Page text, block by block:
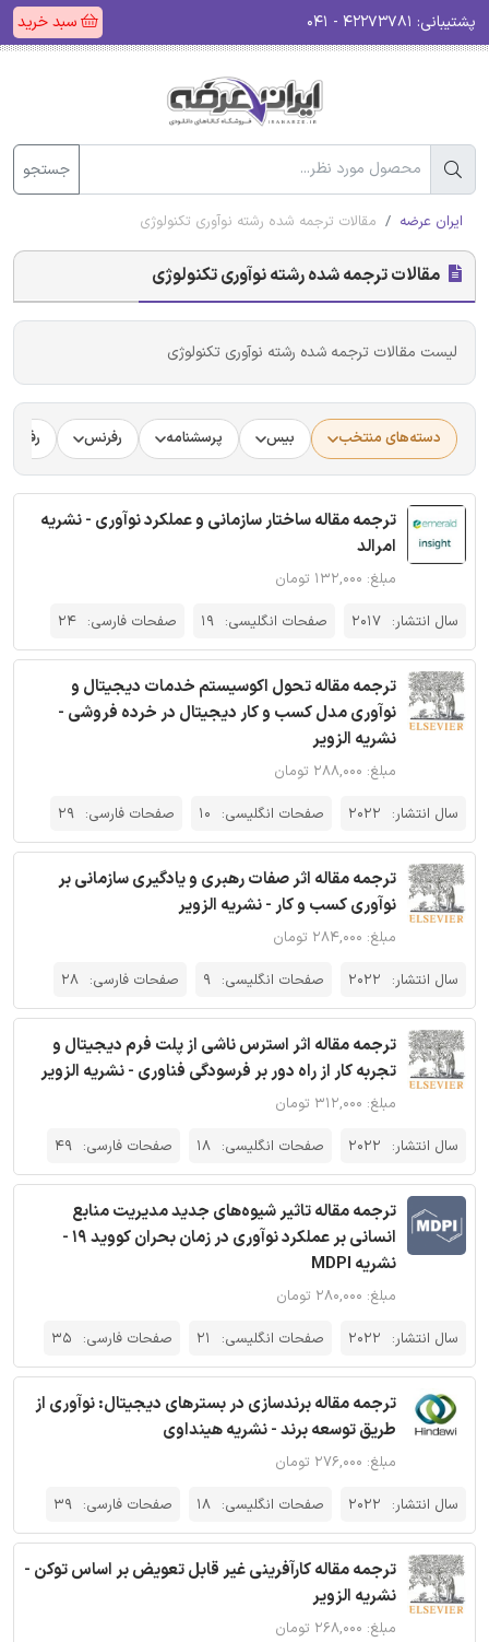
پشتیبانی: سبد خرید
جستجو
ایران عرضه مقالات ترجمه شده رشته نوآوری تکنولوژی
مقالات ترجمه شده رشته نوآوری تکنولوژی
لیست مقالات ترجمه شده رشته نوآوری تکنولوژی
دسته‌های منتخب بیس پرسشنامه رفرنس
ترجمه مقاله ساختار سازمانی و عملکرد نوآوری - نشریه
امرالد
مبلغ: ۱۳۲,۰۰۰ تومان
سال انتشار: 2017 صفحات انگلیسی: 19 صفحات فارسی: 24
ترجمه مقاله تحول اکوسیستم خدمات دیجیتال و
نوآوری مدل کسب و کار دیجیتال در خرده فروشی -
نشریه الزویر
مبلغ: ۲۸۸,۰۰۰ تومان
سال انتشار: 2022 صفحات انگلیسی: 10 صفحات فارسی: 29
ترجمه مقاله اثر صفات رهبری و یادگیری سازمانی بر
نوآوری کسب و کار - نشریه الزویر
مبلغ: ۲۸۴,۰۰۰ تومان
سال انتشار: 2022 صفحات انگلیسی: 9 صفحات فارسی: 28
ترجمه مقاله اثر استرس ناشی از پلت فرم دیجیتال و
تجربه کار از راه دور بر فرسودگی فناوری - نشریه الزویر
مبلغ: ۳۱۲,۰۰۰ تومان
سال انتشار: 2022 صفحات انگلیسی: 18 صفحات فارسی: 49
ترجمه مقاله تاثیر شیوه‌های جدید مدیریت منابع
انسانی بر عملکرد نوآوری در زمان بحران کووید 19 -
نشریه MDPI
مبلغ: ۲۸۰,۰۰۰ تومان
سال انتشار: 2022 صفحات انگلیسی: 21 صفحات فارسی: 35
ترجمه مقاله برندسازی در بسترهای دیجیتال: نوآوری از
طریق توسعه برند - نشریه هینداوی
مبلغ: ۲۷۶,۰۰۰ تومان
سال انتشار: 2022 صفحات انگلیسی: 18 صفحات فارسی: 39
ترجمه مقاله کارآفرینی غیر قابل تعویض بر اساس توکن -
نشریه الزویر
مبلغ: ۲۶۸,۰۰۰ تومان